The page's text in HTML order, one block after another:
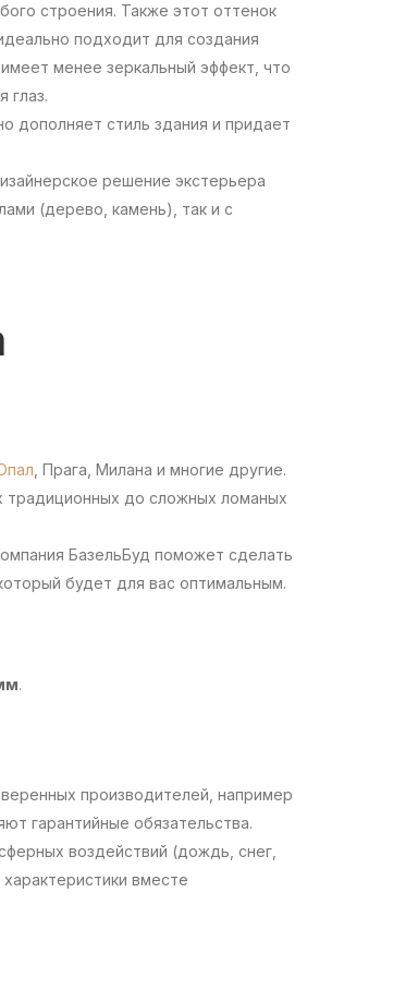
строения. Также этот оттенок
подходит для создания
менее зеркальный эффект, что
глаз.
дополняет стиль здания и придает
решение экстерьера
(дерево, камень), так и с
, Прага, Милана и многие другие.
традиционных до сложных ломаных
БазельБуд поможет сделать
будет для вас оптимальным.
.
производителей, например
гарантийные обязательства.
воздействий (дождь, снег,
вместе